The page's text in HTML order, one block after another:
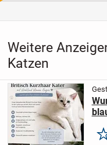
Weitere
Katzen